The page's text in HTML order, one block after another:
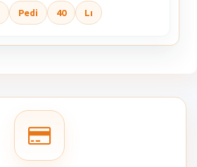
Pedi 40 Lı